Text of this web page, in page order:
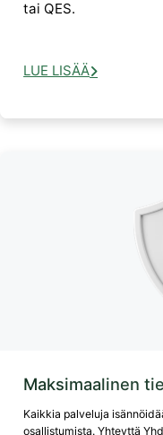
tai QES.
LUE LISÄÄ
Maksimaalinen
Kaikkia palveluja
osallistumista. Yhteyttä